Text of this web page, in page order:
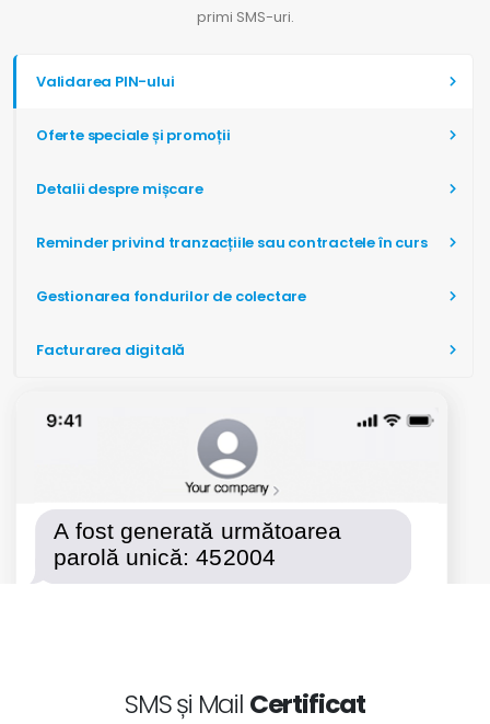
primi SMS-uri.
Validarea PIN-ului
Oferte speciale și promoții
Detalii despre mișcare
Reminder privind tranzacțiile sau contractele în curs
Gestionarea fondurilor de colectare
Facturarea digitală
SMS și Mail Certificat